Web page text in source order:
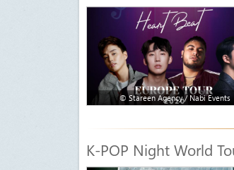
© Stareen Agency / Nabi Events
K-POP Night World